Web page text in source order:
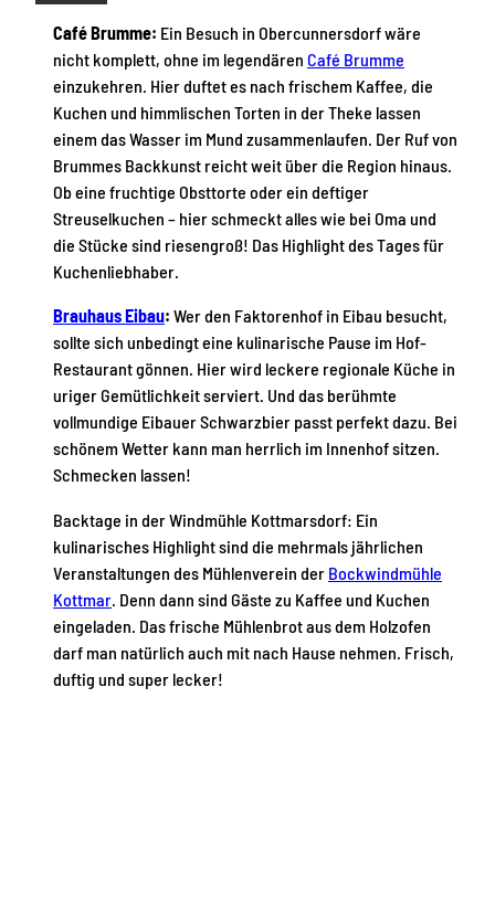
Café Brumme: Ein Besuch in Obercunnersdorf wäre
nicht komplett, ohne im legendären Café Brumme
einzukehren. Hier duftet es nach frischem Kaffee, die
Kuchen und himmlischen Torten in der Theke lassen
einem das Wasser im Mund zusammenlaufen. Der Ruf von
Brummes Backkunst reicht weit über die Region hinaus.
Ob eine fruchtige Obsttorte oder ein deftiger
Streuselkuchen – hier schmeckt alles wie bei Oma und
die Stücke sind riesengroß! Das Highlight des Tages für
Kuchenliebhaber.
Brauhaus Eibau: Wer den Faktorenhof in Eibau besucht,
sollte sich unbedingt eine kulinarische Pause im Hof-
Restaurant gönnen. Hier wird leckere regionale Küche in
uriger Gemütlichkeit serviert. Und das berühmte
vollmundige Eibauer Schwarzbier passt perfekt dazu. Bei
schönem Wetter kann man herrlich im Innenhof sitzen.
Schmecken lassen!
Backtage in der Windmühle Kottmarsdorf: Ein
kulinarisches Highlight sind die mehrmals jährlichen
Veranstaltungen des Mühlenverein der Bockwindmühle
Kottmar . Denn dann sind Gäste zu Kaffee und Kuchen
eingeladen. Das frische Mühlenbrot aus dem Holzofen
darf man natürlich auch mit nach Hause nehmen. Frisch,
duftig und super lecker!